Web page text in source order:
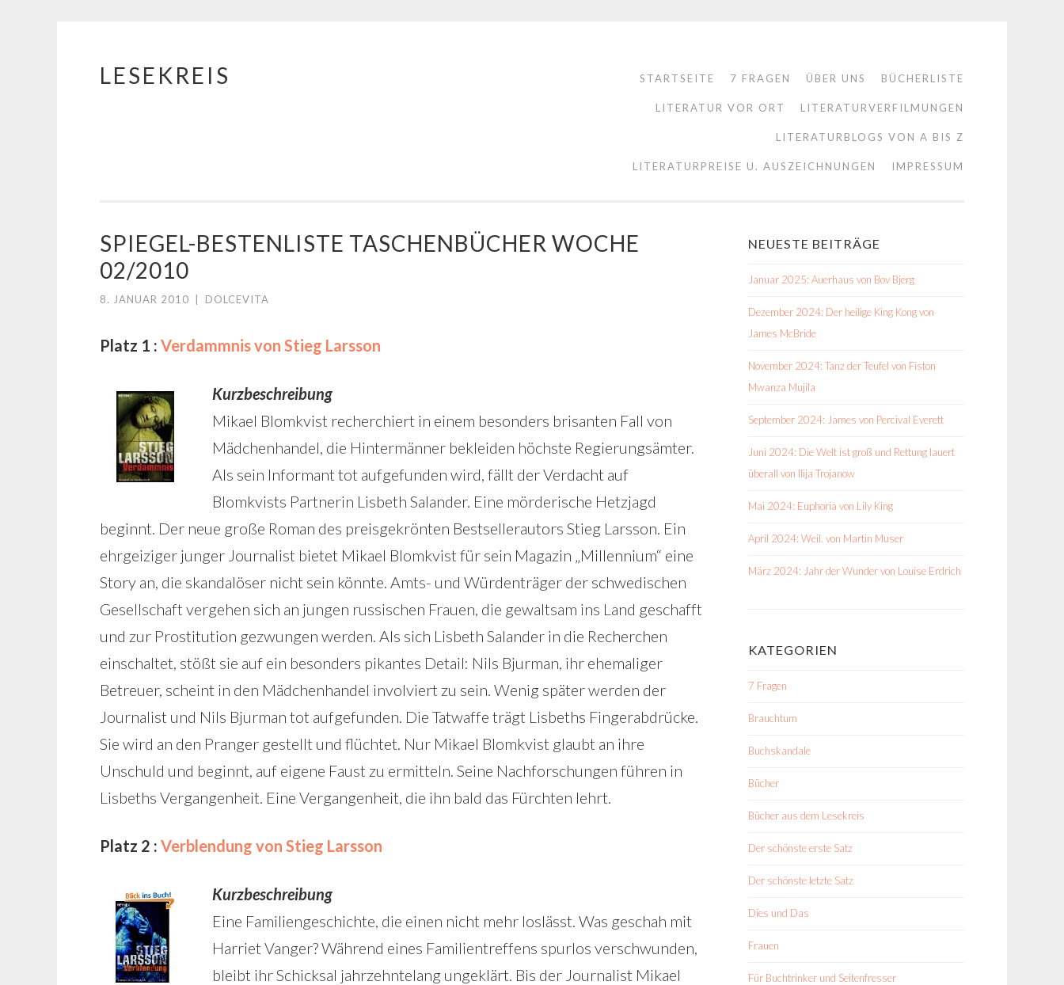
Springe
LESEKREIS STARTSEITE 7 FRAGEN ÜBER UNS BÜCHERLISTE
LITERATUR VOR ORT LITERATURVERFILMUNGEN
LITERATURBLOGS VON A BIS Z
LITERATURPREISE U. AUSZEICHNUNGEN IMPRESSUM
SPIEGEL-BESTENLISTE TASCHENBÜCHER WOCHE
02/2010
8. JANUAR 2010 DOLCEVITA
Platz 1 : Verdammnis von Stieg Larsson
Kurzbeschreibung
Mikael Blomkvist recherchiert in einem besonders brisanten Fall von
Mädchenhandel, die Hintermänner bekleiden höchste Regierungsämter.
Als sein Informant tot aufgefunden wird, fällt der Verdacht auf
Blomkvists Partnerin Lisbeth Salander. Eine mörderische Hetzjagd
beginnt. Der neue große Roman des preisgekrönten Bestsellerautors Stieg Larsson. Ein
ehrgeiziger junger Journalist bietet Mikael Blomkvist für sein Magazin „Millennium“ eine
Story an, die skandalöser nicht sein könnte. Amts- und Würdenträger der schwedischen
Gesellschaft vergehen sich an jungen russischen Frauen, die gewaltsam ins Land geschafft
und zur Prostitution gezwungen werden. Als sich Lisbeth Salander in die Recherchen
einschaltet, stößt sie auf ein besonders pikantes Detail: Nils Bjurman, ihr ehemaliger
Betreuer, scheint in den Mädchenhandel involviert zu sein. Wenig später werden der
Journalist und Nils Bjurman tot aufgefunden. Die Tatwaffe trägt Lisbeths Fingerabdrücke.
Sie wird an den Pranger gestellt und flüchtet. Nur Mikael Blomkvist glaubt an ihre
Unschuld und beginnt, auf eigene Faust zu ermitteln. Seine Nachforschungen führen in
Lisbeths Vergangenheit. Eine Vergangenheit, die ihn bald das Fürchten lehrt.
Platz 2 : Verblendung von Stieg Larsson
Kurzbeschreibung
Eine Familiengeschichte, die einen nicht mehr loslässt. Was geschah mit
Harriet Vanger? Während eines Familientreffens spurlos verschwunden,
bleibt ihr Schicksal jahrzehntelang ungeklärt. Bis der Journalist Mikael
NEUESTE BEITRÄGE
Januar 2025: Auerhaus von Bov Bjerg
Dezember 2024: Der heilige King Kong von
James McBride
November 2024: Tanz der Teufel von Fiston
Mwanza Mujila
September 2024: James von Percival Everett
Juni 2024: Die Welt ist groß und Rettung lauert
überall von Ilija Trojanow
Mai 2024: Euphoria von Lily King
April 2024: Weil. von Martin Muser
März 2024: Jahr der Wunder von Louise Erdrich
KATEGORIEN
7 Fragen
Brauchtum
Buchskandale
Bücher
Bücher aus dem Lesekreis
Der schönste erste Satz
Der schönste letzte Satz
Dies und Das
Frauen
Für Buchtrinker und Seitenfresser